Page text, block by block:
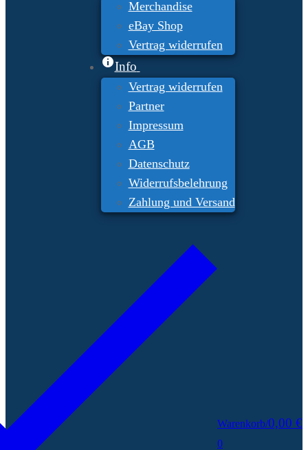
Merchandise
eBay Shop
Vertrag widerrufen
Info
Vertrag widerrufen
Partner
Impressum
AGB
Datenschutz
Widerrufsbelehrung
Zahlung und Versand
Warenkorb/0,00 €
0